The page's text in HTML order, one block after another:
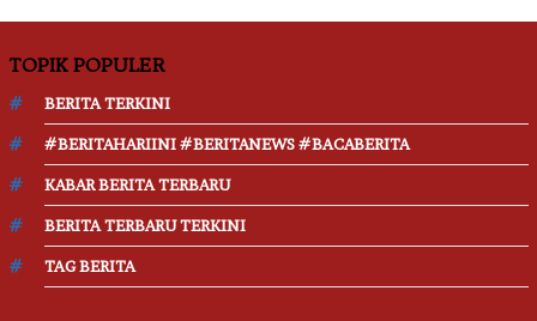
TOPIK POPULER
BERITA TERKINI
#BERITAHARIINI #BERITANEWS #BACABERITA
KABAR BERITA TERBARU
BERITA TERBARU TERKINI
TAG BERITA